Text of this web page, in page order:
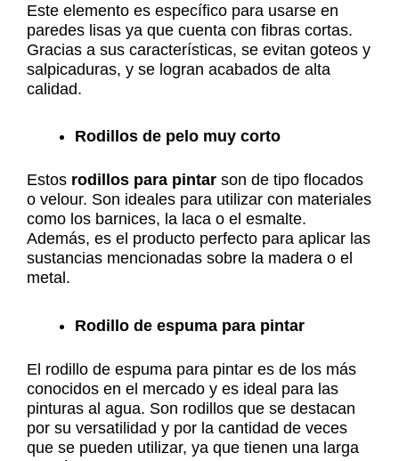
Este elemento es específico para usarse en
paredes lisas ya que cuenta con fibras cortas.
Gracias a sus características, se evitan goteos y
salpicaduras, y se logran acabados de alta
calidad.
Rodillos de pelo muy corto
Estos rodillos para pintar son de tipo flocados
o velour. Son ideales para utilizar con materiales
como los barnices, la laca o el esmalte.
Además, es el producto perfecto para aplicar las
sustancias mencionadas sobre la madera o el
metal.
Rodillo de espuma para pintar
El rodillo de espuma para pintar es de los más
conocidos en el mercado y es ideal para las
pinturas al agua. Son rodillos que se destacan
por su versatilidad y por la cantidad de veces
que se pueden utilizar, ya que tienen una larga